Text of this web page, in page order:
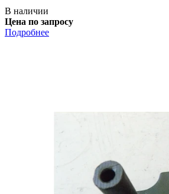
В наличии
Цена по запросу
Подробнее